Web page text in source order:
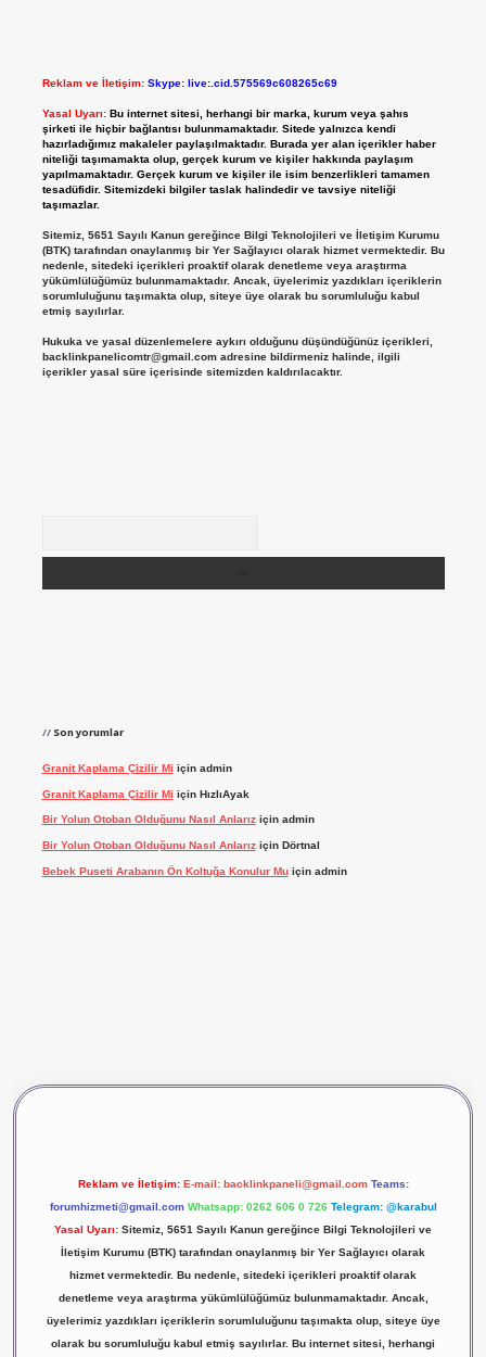
Reklam ve İletişim: Skype: live:.cid.575569c608265c69
Yasal Uyarı: Bu internet sitesi, herhangi bir marka, kurum veya şahıs
şirketi ile hiçbir bağlantısı bulunmamaktadır. Sitede yalnızca kendi
hazırladığımız makaleler paylaşılmaktadır. Burada yer alan içerikler haber
niteliği taşımamakta olup, gerçek kurum ve kişiler hakkında paylaşım
yapılmamaktadır. Gerçek kurum ve kişiler ile isim benzerlikleri tamamen
tesadüfidir. Sitemizdeki bilgiler taslak halindedir ve tavsiye niteliği
taşımazlar.
Sitemiz, 5651 Sayılı Kanun gereğince Bilgi Teknolojileri ve İletişim Kurumu
(BTK) tarafından onaylanmış bir Yer Sağlayıcı olarak hizmet vermektedir. Bu
nedenle, sitedeki içerikleri proaktif olarak denetleme veya araştırma
yükümlülüğümüz bulunmamaktadır. Ancak, üyelerimiz yazdıkları içeriklerin
sorumluluğunu taşımakta olup, siteye üye olarak bu sorumluluğu kabul
etmiş sayılırlar.
Hukuka ve yasal düzenlemelere aykırı olduğunu düşündüğünüz içerikleri,
backlinkpanelicomtr@gmail.comadresine bildirmeniz halinde, ilgili
içerikler yasal süre içerisinde sitemizden kaldırılacaktır.
Son yorumlar
Granit Kaplama Çizilir Mi için admin
Granit Kaplama Çizilir Mi için HızlıAyak
Bir Yolun Otoban Olduğunu Nasıl Anlarıziçin admin
Bir Yolun Otoban Olduğunu Nasıl Anlarıziçin Dörtnal
Bebek Puseti Arabanın Ön Koltuğa Konulur Muiçin admin
Reklam ve İletişim: E-mail: backlinkpaneli@gmail.com Teams:
forumhizmeti@gmail.com Whatsapp: 0262 606 0 726 Telegram: @karabul
Yasal Uyarı: Sitemiz, 5651 Sayılı Kanun gereğince Bilgi Teknolojileri ve
İletişim Kurumu (BTK) tarafından onaylanmış bir Yer Sağlayıcı olarak
hizmet vermektedir. Bu nedenle, sitedeki içerikleri proaktif olarak
denetleme veya araştırma yükümlülüğümüz bulunmamaktadır. Ancak,
üyelerimiz yazdıkları içeriklerin sorumluluğunu taşımakta olup, siteye üye
olarak bu sorumluluğu kabul etmiş sayılırlar. Bu internet sitesi, herhangi